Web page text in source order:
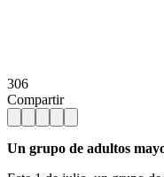
306
Compartir
Un grupo de adultos